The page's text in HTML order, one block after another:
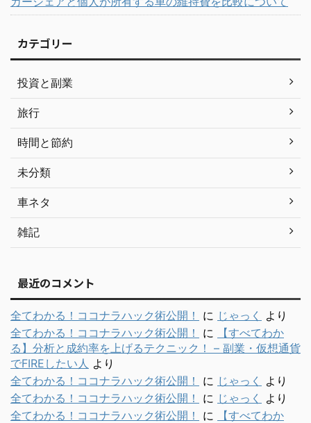
カテゴリー
投資と副業
旅行
時間と節約
未分類
車ネタ
雑記
最近のコメント
全てわかる！ココナラハック術公開！ に じゃっく
より
全てわかる！ココナラハック術公開！
に
【すべてわか
る】分析と成約率を上げるテクニック！ – 副業・仮想通貨
でFIREしたい人 より
全てわかる！ココナラハック術公開！
に じゃっく
より
全てわかる！ココナラハック術公開！
に じゃっく
より
全てわかる！ココナラハック術公開！
に
【すべてわか